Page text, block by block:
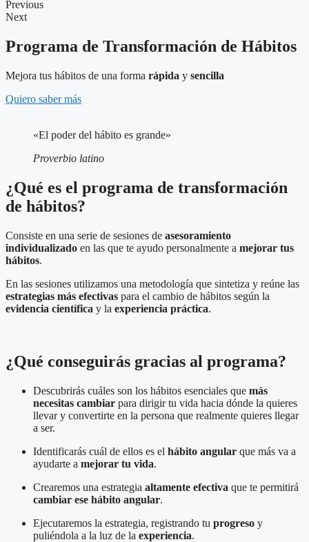
Previous
Next
Programa de Transformación de Hábitos
Mejora tus hábitos de una forma rápida y sencilla
Quiero saber más
«El poder del hábito es grande»
Proverbio latino
¿Qué es el programa de transformación
de hábitos?
Consiste en una serie de sesiones de asesoramiento
individualizado en las que te ayudo personalmente a mejorar tus
hábitos.
En las sesiones utilizamos una metodología que sintetiza y reúne las
estrategias más efectivas para el cambio de hábitos según la
evidencia científica y la experiencia práctica.
¿Qué conseguirás gracias al programa?
Descubrirás cuáles son los hábitos esenciales que más
necesitas cambiar para dirigir tu vida hacia dónde la quieres
llevar y convertirte en la persona que realmente quieres llegar
a ser.
Identificarás cuál de ellos es el hábito angular que más va a
ayudarte a mejorar tu vida.
Crearemos una estrategia altamente efectiva que te permitirá
cambiar ese hábito angular.
Ejecutaremos la estrategia, registrando tu progreso y
puliéndola a la luz de la experiencia.